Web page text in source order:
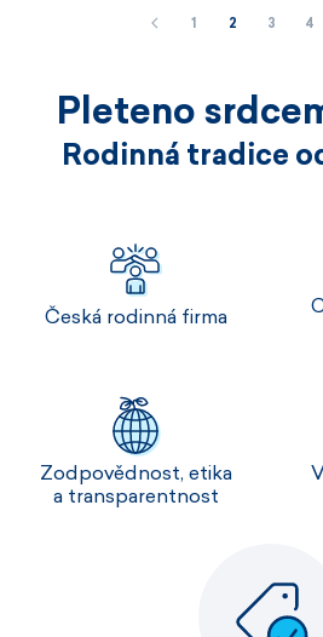
1 2 3 4
Pleteno
Rodinná tradice
Česká rodinná firma
Zodpovědnost, etika
a transparentnost